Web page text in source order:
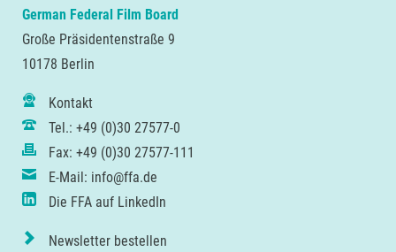
German Federal Film Board
Große Präsidentenstraße 9
10178 Berlin
Kontakt
Tel.: +49 (0)30 27577-0
Fax: +49 (0)30 27577-111
E-Mail: info@ffa.de
Die FFA auf LinkedIn
Newsletter bestellen